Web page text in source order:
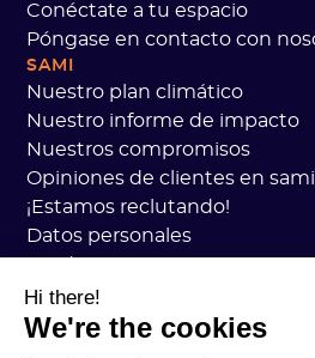
Conéctate a tu espacio
Póngase en contacto con
SAMI
Nuestro plan climático
Nuestro informe de impacto
Nuestros compromisos
Opiniones de clientes en sami
¡Estamos reclutando!
Datos personales
seguridad
Estado de los servicios
Hi there!
We're the cookies